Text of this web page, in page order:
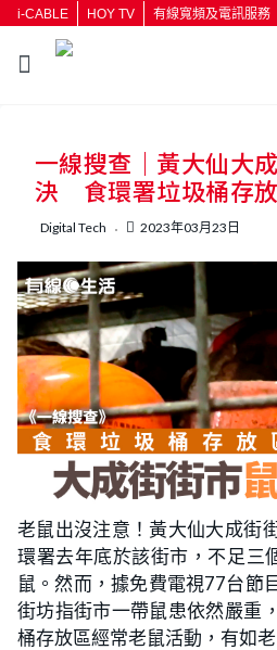
i-CABLE HOY TV 有線寬頻及電訊服務
按輸入鍵開始
一線搜查｜黃大仙大
決 食環署垃圾桶存
Digital Tech 2023年03月23日
老鼠出沒注意！黃大仙大成街
環署去年底於該街市，不足三
鼠。然而，據免費電視77台節
街坊指街市一帶鼠患依然嚴重
桶存放區經常老鼠活動，有如老